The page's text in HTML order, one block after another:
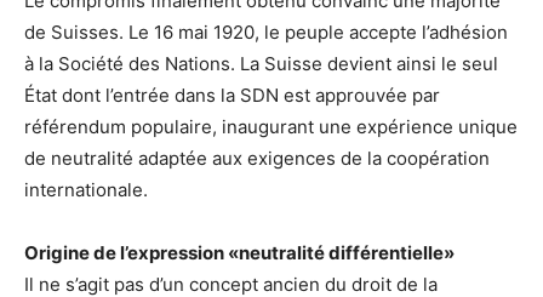
de Suisses. Le 16 mai 1920, le peuple accepte l’adhésion
à la Société des Nations. La Suisse devient ainsi le seul
État dont l’entrée dans la SDN est approuvée par
référendum populaire, inaugurant une expérience unique
de neutralité adaptée aux exigences de la coopération
internationale.
Origine de l’expression «neutralité différentielle»
Il ne s’agit pas d’un concept ancien du droit de la